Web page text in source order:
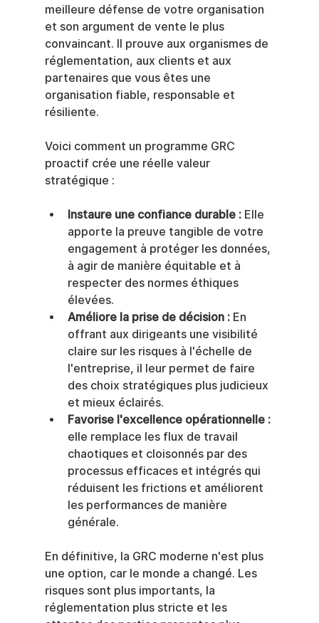
meilleure défense de votre organisation
et son argument de vente le plus
convaincant. Il prouve aux organismes de
réglementation, aux clients et aux
partenaires que vous êtes une
organisation fiable, responsable et
résiliente.
Voici comment un programme GRC
proactif crée une réelle valeur
stratégique :
Instaure une confiance durable : Elle
apporte la preuve tangible de votre
engagement à protéger les données,
à agir de manière équitable et à
respecter des normes éthiques
élevées.
Améliore la prise de décision : En
offrant aux dirigeants une visibilité
claire sur les risques à l'échelle de
l'entreprise, il leur permet de faire
des choix stratégiques plus judicieux
et mieux éclairés.
Favorise l'excellence opérationnelle :
elle remplace les flux de travail
chaotiques et cloisonnés par des
processus efficaces et intégrés qui
réduisent les frictions et améliorent
les performances de manière
générale.
En définitive, la GRC moderne n'est plus
une option, car le monde a changé. Les
risques sont plus importants, la
réglementation plus stricte et les